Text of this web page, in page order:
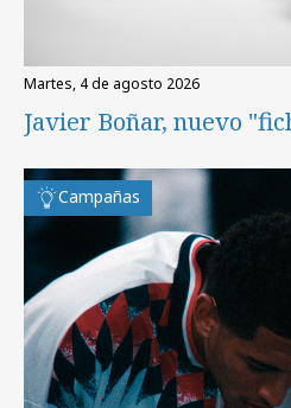
martes, 4 de agosto 2026
Javier Boñar, nuevo
Campañas